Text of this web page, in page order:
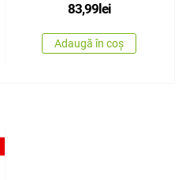
83,99 lei
Adaugă în coș